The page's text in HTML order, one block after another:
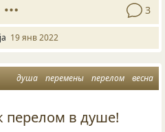
3
19 янв 2022
душа перемены перелом весна
перелом в душе!